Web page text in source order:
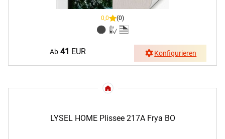
0,0 (0)
Ab 41 EUR Konfigurieren
LYSEL HOME Plissee 217A Frya BO